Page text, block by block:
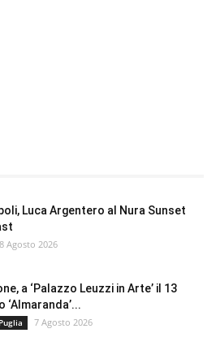
Luca Argentero al Nura Sunset
8 Agosto 2026
a ‘Palazzo Leuzzi in Arte’ il 13
‘Almaranda’...
7 Agosto 2026